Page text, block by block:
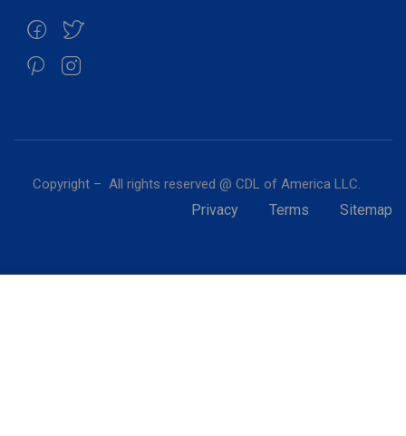
Copyright – All rights reserved @ CDL of America LLC.
Privacy Terms Sitemap